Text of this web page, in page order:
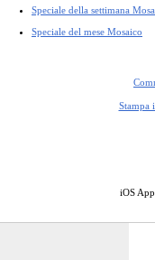
Speciale della settimana
Speciale del mese Mosaico
Stampa
iOS App